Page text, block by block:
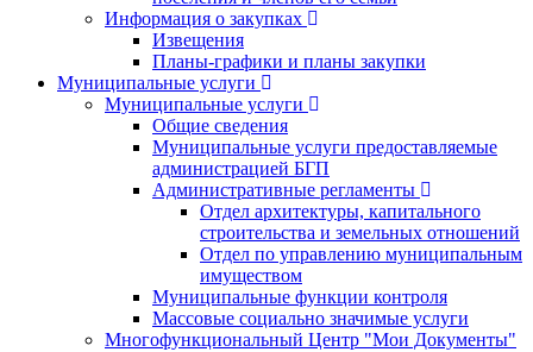
Информация о закупках
Извещения
Планы-графики и планы закупки
Муниципальные услуги
Муниципальные услуги
Общие сведения
Муниципальные услуги предоставляемые
администрацией БГП
Административные регламенты
Отдел архитектуры, капитального
строительства и земельных отношений
Отдел по управлению муниципальным
имуществом
Муниципальные функции контроля
Массовые социально значимые услуги
Многофункциональный Центр "Мои Документы"